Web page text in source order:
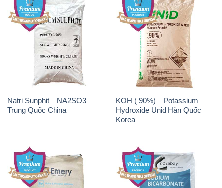
Natri Sunphit – NA2SO3
Trung Quốc China
KOH ( 90%) – Potassium
Hydroxide Unid Hàn Quốc
Korea